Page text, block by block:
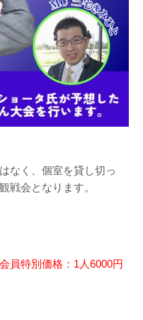
なく、個室を貸し切っ
戦会となります。
員特別価格：1人6000円